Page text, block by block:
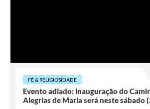
FÉ & RELIGIOSIDADE
Evento adiado: inauguração do
Alegrias de Maria será neste sábado